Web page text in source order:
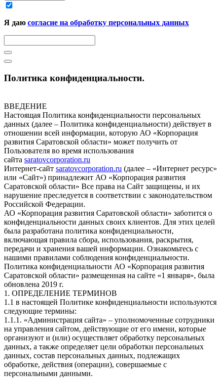
Я даю согласие на обработку персональных данных
Политика конфиденциальности.
ВВЕДЕНИЕ
Настоящая Политика конфиденциальности персональных
данных (далее – Политика конфиденциальности) действует в
отношении всей информации, которую АО «Корпорация
развития Саратовской области» может получить от
Пользователя во время использования
сайта saratovcorporation.ru
Интернет-сайт saratovcorporation.ru (далее – «Интернет ресурс»
или «Сайт») принадлежит АО «Корпорация развития
Саратовской области» Все права на Сайт защищены, и их
нарушение преследуется в соответствии с законодательством
Российской Федерации.
АО «Корпорация развития Саратовской области» заботится о
конфиденциальности данных своих клиентов. Для этих целей
была разработана политика конфиденциальности,
включающая правила сбора, использования, раскрытия,
передачи и хранения вашей информации. Ознакомьтесь с
нашими правилами соблюдения конфиденциальности.
Политика конфиденциальности АО «Корпорация развития
Саратовской области» размещенная на сайте «1 января», была
обновлена 2019 г.
1. ОПРЕДЕЛЕНИЕ ТЕРМИНОВ
1.1 в настоящей Политике конфиденциальности используются
следующие термины:
1.1.1. «Администрация сайта» – уполномоченные сотрудники
на управления сайтом, действующие от его имени, которые
организуют и (или) осуществляет обработку персональных
данных, а также определяет цели обработки персональных
данных, состав персональных данных, подлежащих
обработке, действия (операции), совершаемые с
персональными данными.